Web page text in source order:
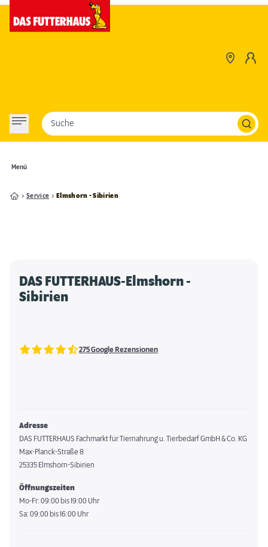
Menü
Suche
Service Elmshorn - Sibirien
DAS FUTTERHAUS-Elmshorn -
Sibirien
275 Google Rezensionen
Adresse
DAS FUTTERHAUS Fachmarkt für Tiernahrung u. Tierbedarf GmbH & Co. KG
Max-Planck-Straße 8
25335 Elmshorn-Sibirien
Öffnungszeiten
Mo-Fr: 09:00 bis 19:00 Uhr
Sa: 09:00 bis 16:00 Uhr